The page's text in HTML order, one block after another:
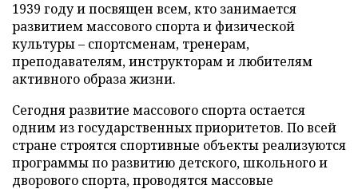
1939 году и посвящен всем, кто занимается
развитием массового спорта и физической
культуры – спортсменам, тренерам,
преподавателям, инструкторам и любителям
активного образа жизни.
Сегодня развитие массового спорта остается
одним из государственных приоритетов. По всей
стране строятся спортивные объекты реализуются
программы по развитию детского, школьного и
дворового спорта, проводятся массовые